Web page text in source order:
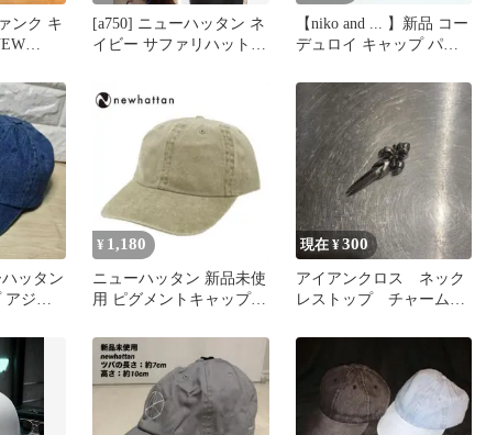
ンク キ
[a750] ニューハッタン ネ
イビー サファリハット
【niko and ... 】新品 コー
デュロイ キャップ パー
ハッタン
ジャ
¥ 1,180
ニューハッタン 新品未使
用 ピグメントキャップ
カーキ
現在 ¥300
アイアンクロス ネック
レストップ チャーム
ク OLD